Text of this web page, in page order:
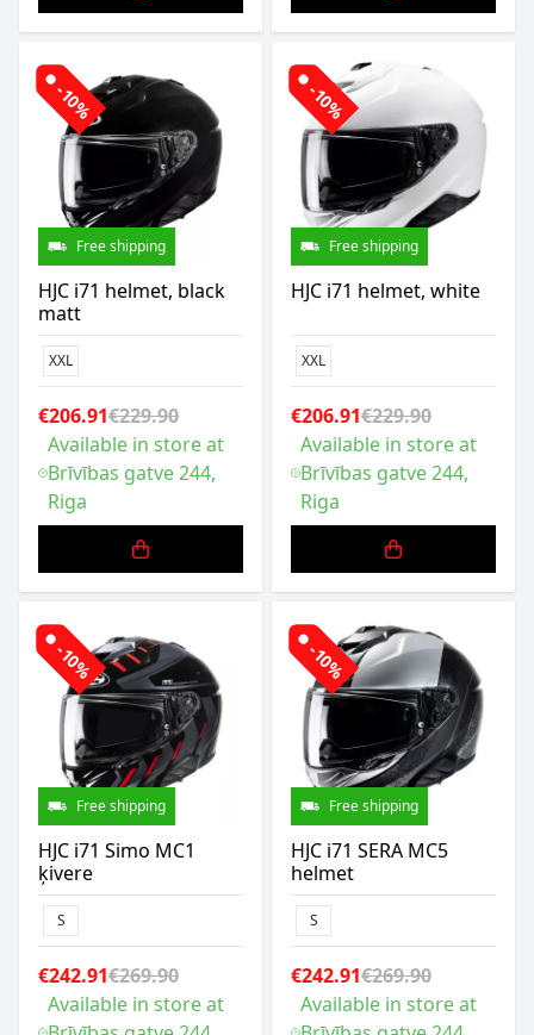
-10%
Free shipping
HJC i71 helmet, black
matt
XXL
€206.91€229.90
Available in store at
Brīvības gatve 244,
Riga
-10%
Free shipping
HJC i71 helmet, white
XXL
€206.91€229.90
Available in store at
Brīvības gatve 244,
Riga
-10%
Free shipping
HJC i71 Simo MC1
ķivere
S
€242.91€269.90
Available in store at
-10%
Free shipping
HJC i71 SERA MC5
helmet
S
€242.91€269.90
Available in store at